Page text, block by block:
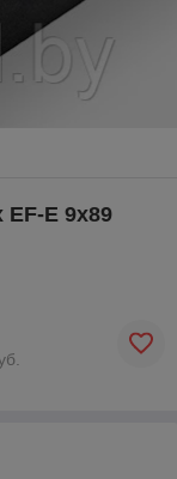
E 9x89